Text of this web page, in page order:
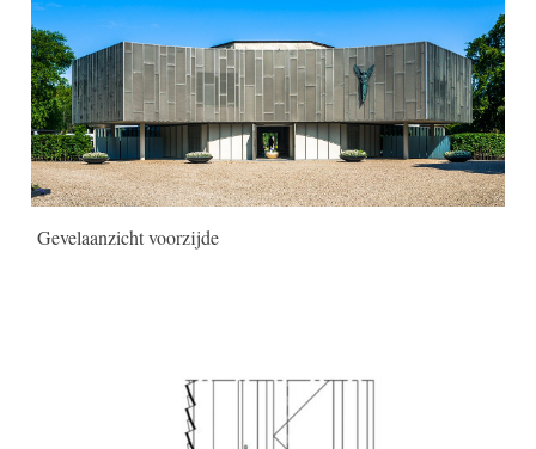
Gevelaanzicht voorzijde